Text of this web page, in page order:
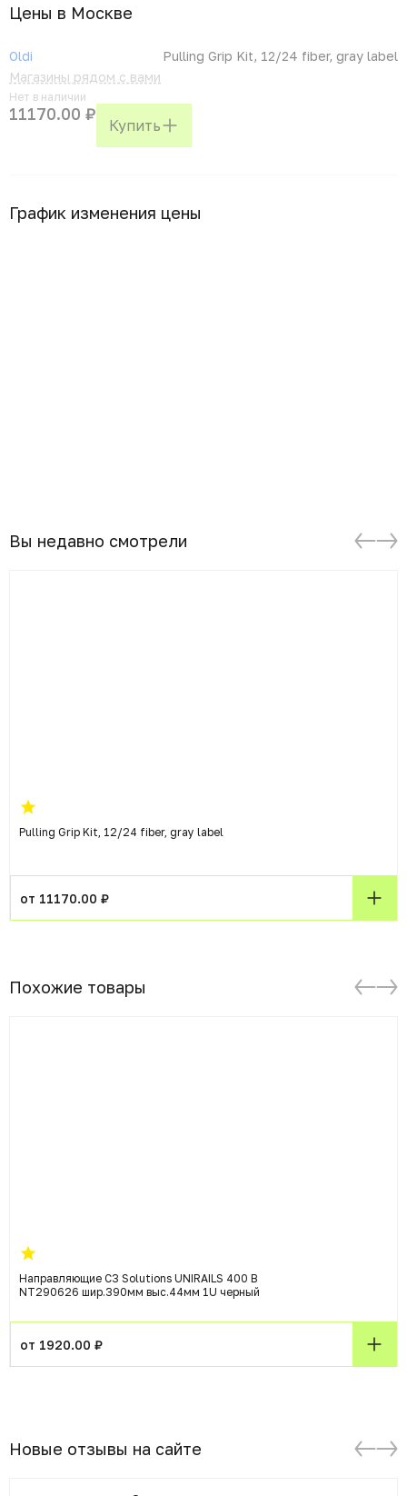
Цены в Москвe
Oldi
Магазины рядом с вами
Нет в наличии
Pulling Grip Kit, 12/24 fiber, gray label
11170.00 ₽
Купить
График изменения цены
Вы недавно смотрели
Pulling Grip Kit, 12/24 fiber, gray label
от 11170.00 ₽
Похожие товары
Направляющие C3 Solutions UNIRAILS 400 B
NT290626 шир.390мм выс.44мм 1U черный
от 1920.00 ₽
Новые отзывы на сайте